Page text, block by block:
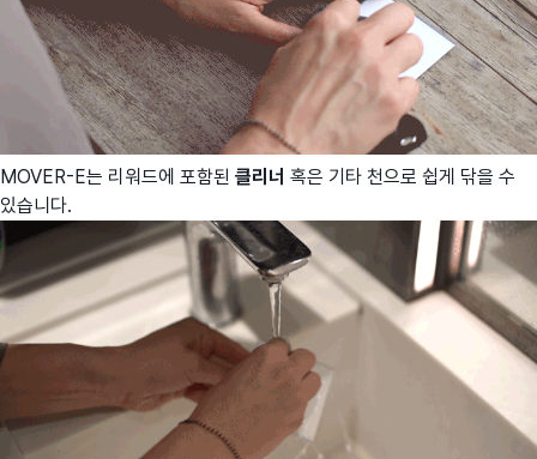
MOVER-E는 리워드에 포함된 클리너 혹은 기타 천으로 쉽게 닦을 수
있습니다.